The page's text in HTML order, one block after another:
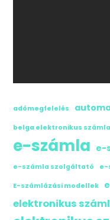
adómegfelelés
belga elektronikus
e-számla e-
e-számla szolgáltató e-
E-számlázási modellek
elektronikus